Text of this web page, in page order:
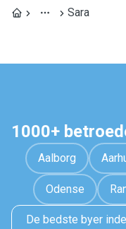
Sara
1000+
Aalborg
Odense
De bedste byer